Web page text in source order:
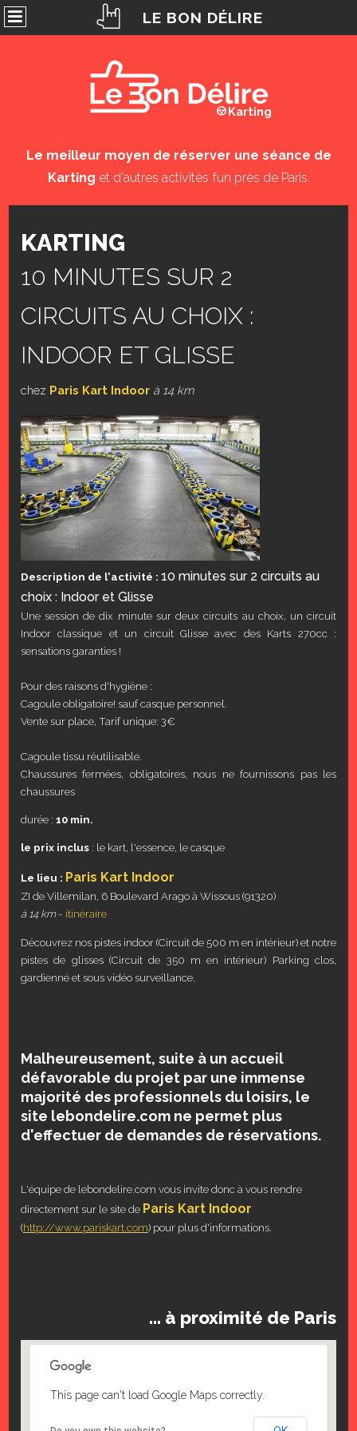
Karting
Le meilleur moyen de réserver une séance de
Karting et d'autres activités fun près de Paris.
KARTING
10 MINUTES SUR 2
CIRCUITS AU CHOIX :
INDOOR ET GLISSE
chez Paris Kart Indoor à 14 km
Description de l'activité : 10 minutes sur 2 circuits au
choix : Indoor et Glisse
Une session de dix minute sur deux circuits au choix, un circuit
Indoor classique et un circuit Glisse avec des Karts 270cc :
sensations garanties !
Pour des raisons d'hygiène :
Cagoule obligatoire! sauf casque personnel.
Vente sur place, Tarif unique: 3€
Cagoule tissu réutilisable.
Chaussures fermées, obligatoires, nous ne fournissons pas les
chaussures
durée : 10 min.
le prix inclus : le kart, l'essence, le casque
Le lieu : Paris Kart Indoor
ZI de Villemilan, 6 Boulevard Arago à Wissous (91320)
à 14 km- itinéraire
Découvrez nos pistes indoor (Circuit de 500 m en intérieur) et notre
pistes de glisses (Circuit de 350 m en intérieur) Parking clos,
gardienné et sous vidéo surveillance.
Malheureusement, suite à un accueil
défavorable du projet par une immense
majorité des professionnels du loisirs, le
site lebondelire.com ne permet plus
d'effectuer de demandes de réservations.
L'équipe de lebondelire.com vous invite donc à vous rendre
directement sur le site de Paris Kart Indoor
(http://www.pariskart.com) pour plus d'informations.
... à proximité de Paris
This page can't load Google Maps correctly.
LE BON DÉLIRE